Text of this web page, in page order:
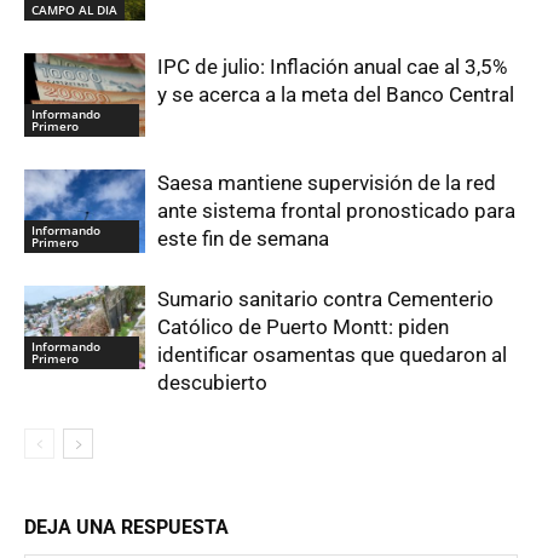
CAMPO AL DIA
Informando
Primero
IPC de julio: Inflación anual cae al 3,5%
y se acerca a la meta del Banco Central
Informando
Primero
Saesa mantiene supervisión de la red
ante sistema frontal pronosticado para
este fin de semana
Informando
Primero
Sumario sanitario contra Cementerio
Católico de Puerto Montt: piden
identificar osamentas que quedaron al
descubierto
DEJA UNA RESPUESTA